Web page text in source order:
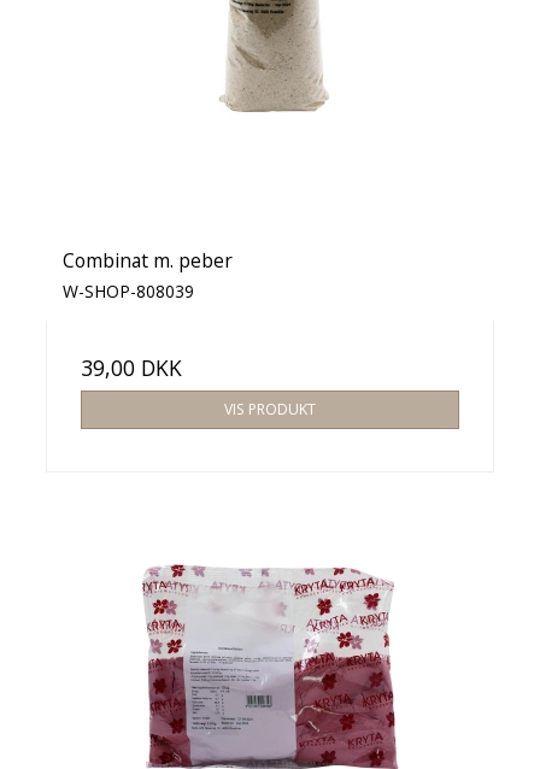
Combinat m. peber
W-SHOP-808039
39,00 DKK
VIS PRODUKT